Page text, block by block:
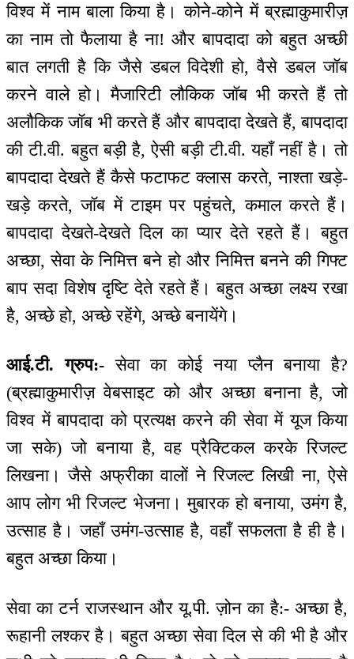
विश्व में नाम बाला किया है। कोने-कोने में ब्रह्माकुमारीज़
का नाम तो फैलाया है ना! और बापदादा को बहुत अच्छी
बात लगती है कि जैसे डबल विदेशी हो, वैसे डबल जॉब
करने वाले हो। मैजारिटी लौकिक जॉब भी करते हैं तो
अलौकिक जॉब भी करते हैं और बापदादा देखते हैं, बापदादा
की टी.वी. बहुत बड़ी है, ऐसी बड़ी टी.वी. यहाँ नहीं है। तो
बापदादा देखते हैं कैसे फटाफट क्लास करते, नाश्ता खड़े-
खड़े करते, जॉब में टाइम पर पहुंचते, कमाल करते हैं।
बापदादा देखते-देखते दिल का प्यार देते रहते हैं। बहुत
अच्छा, सेवा के निमित्त बने हो और निमित्त बनने की गिफ्ट
बाप सदा विशेष दृष्टि देते रहते हैं। बहुत अच्छा लक्ष्य रखा
है, अच्छे हो, अच्छे रहेंगे, अच्छे बनायेंगे।
आई.टी. ग्रुप:-सेवा का कोई नया प्लैन बनाया है?
(ब्रह्माकुमारीज़ वेबसाइट को और अच्छा बनाना है, जो
विश्व में बापदादा को प्रत्यक्ष करने की सेवा में यूज किया
जा सके) जो बनाया है, वह प्रैक्टिकल करके रिजल्ट
लिखना। जैसे अफ्रीका वालों ने रिजल्ट लिखी ना, ऐसे
आप लोग भी रिजल्ट भेजना। मुबारक हो बनाया, उमंग है,
उत्साह है। जहाँ उमंग-उत्साह है, वहाँ सफलता है ही है।
बहुत अच्छा किया।
सेवा का टर्न राजस्थान और यू.पी. ज़ोन का है:- अच्छा है,
रूहानी लश्कर है। बहुत अच्छा सेवा दिल से की भी है और